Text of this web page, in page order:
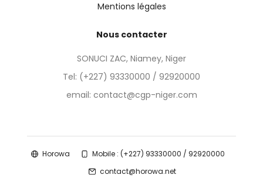
Mentions légales
Nous contacter
SONUCI ZAC, Niamey, Niger
Tel: (+227) 93330000 / 92920000
email: contact@cgp-niger.com
Horowa
Mobile : (+227) 93330000 / 92920000
contact@horowa.net